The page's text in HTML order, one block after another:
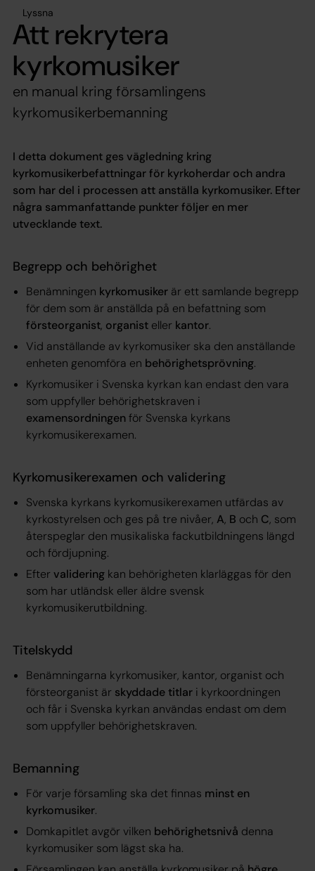
Lyssna
Att rekrytera
kyrkomusiker
en manual kring församlingens
kyrkomusikerbemanning
I detta dokument ges vägledning kring
kyrkomusikerbefattningar för kyrkoherdar och andra
som har del i processen att anställa kyrkomusiker. Efter
några sammanfattande punkter följer en mer
utvecklande text.
Begrepp och behörighet
Benämningen kyrkomusiker är ett samlande begrepp
för dem som är anställda på en befattning som
försteorganist, organist eller kantor.
Vid anställande av kyrkomusiker ska den anställande
enheten genomföra en behörighetsprövning.
Kyrkomusiker i Svenska kyrkan kan endast den vara
som uppfyller behörighetskraven i
examensordningenför Svenska kyrkans
kyrkomusikerexamen.
Kyrkomusikerexamen och validering
Svenska kyrkans kyrkomusikerexamen utfärdas av
kyrkostyrelsen och ges på tre nivåer,A, B och C, som
återspeglar den musikaliska fackutbildningens längd
och fördjupning.
Eftervalidering kan behörigheten klarläggas för den
som har utländsk eller äldre svensk
kyrkomusikerutbildning.
Titelskydd
Benämningarna kyrkomusiker, kantor, organist och
försteorganist är skyddade titlar i kyrkoordningen
och får i Svenska kyrkan användas endast om dem
som uppfyller behörighetskraven.
Bemanning
För varje församling ska det finnas minst en
kyrkomusiker.
Domkapitlet avgör vilken behörighetsnivå denna
kyrkomusiker som lägst ska ha.